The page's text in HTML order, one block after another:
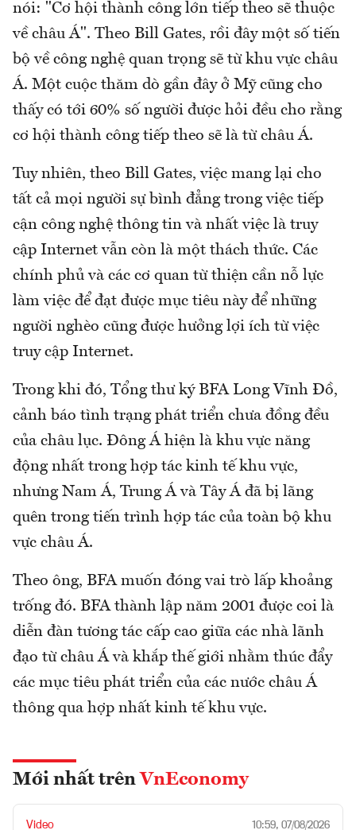
nói: "Cơ hội thành công lớn tiếp theo sẽ thuộc
về châu Á". Theo Bill Gates, rồi đây một số tiến
bộ về công nghệ quan trọng sẽ từ khu vực châu
Á. Một cuộc thăm dò gần đây ở Mỹ cũng cho
thấy có tới 60% số người được hỏi đều cho rằng
cơ hội thành công tiếp theo sẽ là từ châu Á.
Tuy nhiên, theo Bill Gates, việc mang lại cho
tất cả mọi người sự bình đẳng trong việc tiếp
cận công nghệ thông tin và nhất việc là truy
cập Internet vẫn còn là một thách thức. Các
chính phủ và các cơ quan từ thiện cần nỗ lực
làm việc để đạt được mục tiêu này để những
người nghèo cũng được hưởng lợi ích từ việc
truy cập Internet.
Trong khi đó, Tổng thư ký BFA Long Vĩnh Đồ,
cảnh báo tình trạng phát triển chưa đồng đều
của châu lục. Đông Á hiện là khu vực năng
động nhất trong hợp tác kinh tế khu vực,
nhưng Nam Á, Trung Á và Tây Á đã bị lãng
quên trong tiến trình hợp tác của toàn bộ khu
vực châu Á.
Theo ông, BFA muốn đóng vai trò lấp khoảng
trống đó. BFA thành lập năm 2001 được coi là
diễn đàn tương tác cấp cao giữa các nhà lãnh
đạo từ châu Á và khắp thế giới nhằm thúc đẩy
các mục tiêu phát triển của các nước châu Á
thông qua hợp nhất kinh tế khu vực.
Mới nhất trên VnEconomy
Video 10:59, 07/08/2026